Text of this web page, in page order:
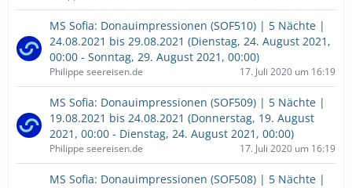
MS Sofia: Donauimpressionen (SOF510) | 5 Nächte |
24.08.2021 bis 29.08.2021 (Dienstag, 24. August 2021,
00:00 - Sonntag, 29. August 2021, 00:00)
Philippe seereisen.de 17. Juli 2020 um 16:19
MS Sofia: Donauimpressionen (SOF509) | 5 Nächte |
19.08.2021 bis 24.08.2021 (Donnerstag, 19. August
2021, 00:00 - Dienstag, 24. August 2021, 00:00)
Philippe seereisen.de 17. Juli 2020 um 16:19
MS Sofia: Donauimpressionen (SOF508) | 5 Nächte |